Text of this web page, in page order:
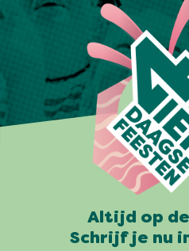
Altijd op
Schrijf je nu